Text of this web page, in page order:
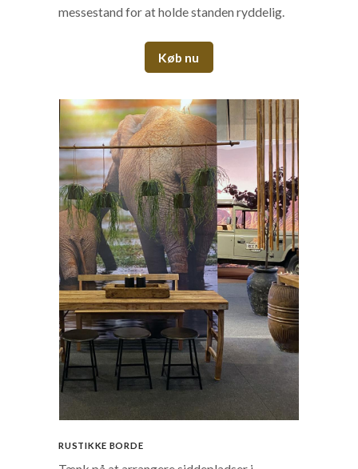
messestand for at holde standen ryddelig.
Køb nu
RUSTIKKE BORDE